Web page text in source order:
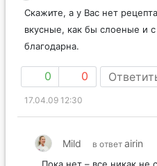
Скажите, а у Вас нет
вкусные, как бы слоеные и
благодарна.
0 0
17.04.09 12:30
Mild в ответ airin
Пока нет – все никак не